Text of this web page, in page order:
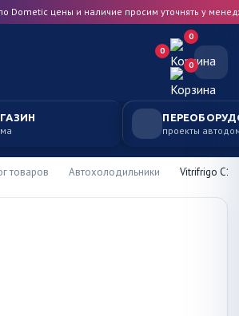
Dometic цены и наличие просим уточнять у
0
0
0
проекты
товаров Автохолодильники Vitrifrigo